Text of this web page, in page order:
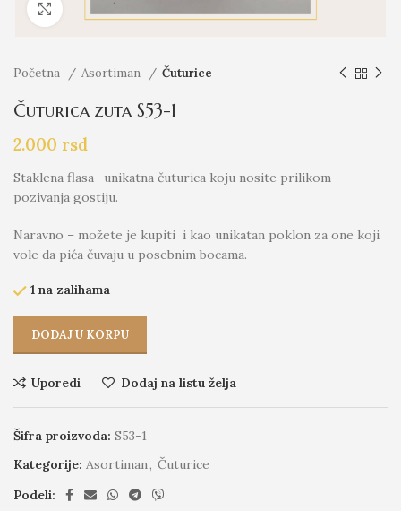
Click to enlarge
Početna Asortiman Čuturice
Čuturica zuta S53-1
2.000 rsd
Staklena flasa- unikatna čuturica koju nosite prilikom
pozivanja gostiju.
Naravno – možete je kupiti i kao unikatan poklon za one koji
vole da pića čuvaju u posebnim bocama.
1 na zalihama
DODAJ U KORPU
Uporedi Dodaj na listu želja
Šifra proizvoda: S53-1
Kategorije: Asortiman , Čuturice
Podeli: